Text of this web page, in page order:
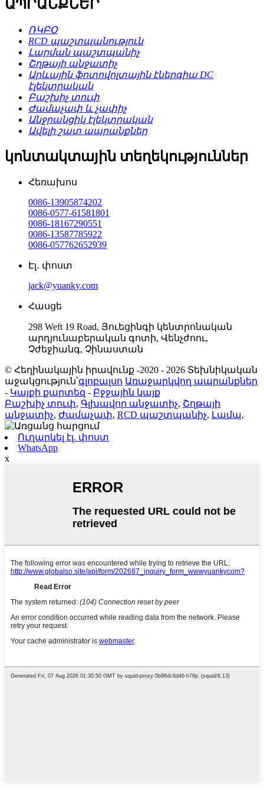
ԱՊՐԱՆՔՆԵՐ
ՌԿԲՕ
RCD պաշտպանություն
Լարման պաշտպանիչ
Շղթայի անջատիչ
Արևային ֆոտովոլտային էներգիա DC
էլեկտրական
Բաշխիչ տուփ
Ժամաչափ և չափիչ
Անջրանցիկ էլեկտրական
Ավելի շատ ապրանքներ
կոնտակտային տեղեկություններ
Հեռախոս
0086-13905874202
0086-0577-61581801
0086-18167290551
0086-13587785922
0086-057762652939
Էլ․ փոստ
jack@yuanky.com
Հասցե
298 Weft 19 Road, Յուեցինգի կենտրոնական
արդյունաբերական գոտի, Վենչժոու,
Չժեջիանգ, Չինաստան
© Հեղինակային իրավունք -2020 - 2026 Տեխնիկական
աջակցություն՝գլոբալսո Առաջարկվող ապրանքներ
- Կայքի քարտեզ - Բջջային կայք
Բաշխիչ տուփ, Գլխավոր անջատիչ, Շղթայի
անջատիչ, Ժամաչափ, RCD պաշտպանիչ, Լամպ,
Ուղարկել էլ. փոստ
WhatsApp
x